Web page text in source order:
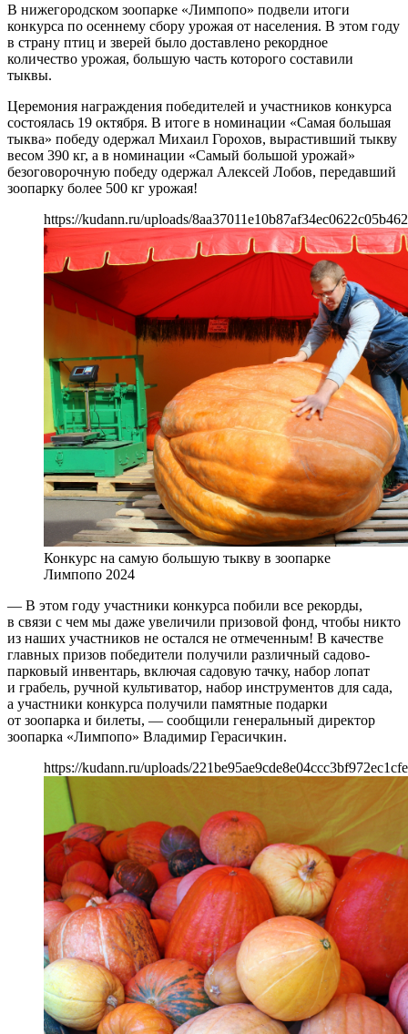
В нижегородском зоопарке «Лимпопо» подвели итоги
конкурса по осеннему сбору урожая от населения. В этом году
в страну птиц и зверей было доставлено рекордное
количество урожая, большую часть которого составили
тыквы.
Церемония награждения победителей и участников конкурса
состоялась 19 октября. В итоге в номинации «Самая большая
тыква» победу одержал Михаил Горохов, вырастивший тыкву
весом 390 кг, а в номинации «Самый большой урожай»
безоговорочную победу одержал Алексей Лобов, передавший
зоопарку более 500 кг урожая!
https://kudann.ru/uploads/
Конкурс на самую большую тыкву в зоопарке
Лимпопо 2024
— В этом году участники конкурса побили все рекорды,
в связи с чем мы даже увеличили призовой фонд, чтобы никто
из наших участников не остался не отмеченным! В качестве
главных призов победители получили различный садово-
парковый инвентарь, включая садовую тачку, набор лопат
и грабель, ручной культиватор, набор инструментов для сада,
а участники конкурса получили памятные подарки
от зоопарка и билеты, — сообщили генеральный директор
зоопарка «Лимпопо» Владимир Герасичкин.
https://kudann.ru/uploads/